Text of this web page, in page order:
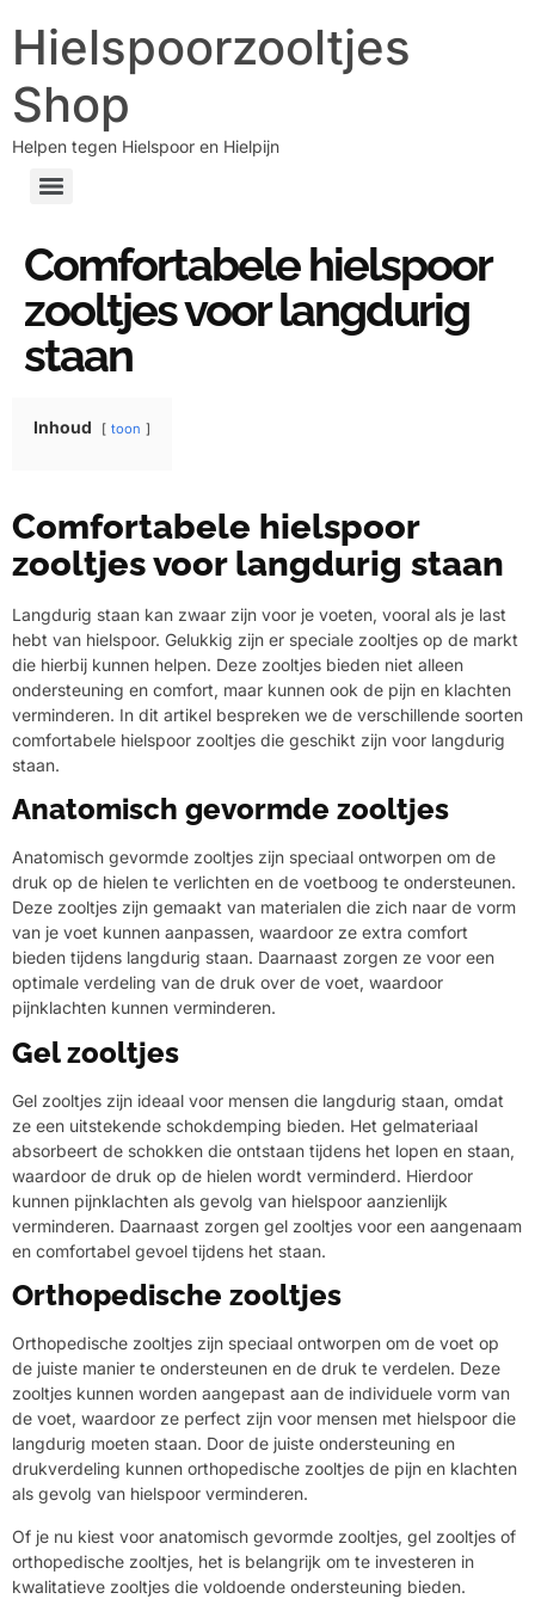
Hielspoorzooltjes
Shop
Helpen tegen Hielspoor en Hielpijn
Comfortabele hielspoor
zooltjes voor langdurig
staan
Inhoud toon
Comfortabele hielspoor
zooltjes voor langdurig staan
Langdurig staan kan zwaar zijn voor je voeten, vooral als je last
hebt van hielspoor. Gelukkig zijn er speciale zooltjes op de markt
die hierbij kunnen helpen. Deze zooltjes bieden niet alleen
ondersteuning en comfort, maar kunnen ook de pijn en klachten
verminderen. In dit artikel bespreken we de verschillende soorten
comfortabele hielspoor zooltjes die geschikt zijn voor langdurig
staan.
Anatomisch gevormde zooltjes
Anatomisch gevormde zooltjes zijn speciaal ontworpen om de
druk op de hielen te verlichten en de voetboog te ondersteunen.
Deze zooltjes zijn gemaakt van materialen die zich naar de vorm
van je voet kunnen aanpassen, waardoor ze extra comfort
bieden tijdens langdurig staan. Daarnaast zorgen ze voor een
optimale verdeling van de druk over de voet, waardoor
pijnklachten kunnen verminderen.
Gel zooltjes
Gel zooltjes zijn ideaal voor mensen die langdurig staan, omdat
ze een uitstekende schokdemping bieden. Het gelmateriaal
absorbeert de schokken die ontstaan tijdens het lopen en staan,
waardoor de druk op de hielen wordt verminderd. Hierdoor
kunnen pijnklachten als gevolg van hielspoor aanzienlijk
verminderen. Daarnaast zorgen gel zooltjes voor een aangenaam
en comfortabel gevoel tijdens het staan.
Orthopedische zooltjes
Orthopedische zooltjes zijn speciaal ontworpen om de voet op
de juiste manier te ondersteunen en de druk te verdelen. Deze
zooltjes kunnen worden aangepast aan de individuele vorm van
de voet, waardoor ze perfect zijn voor mensen met hielspoor die
langdurig moeten staan. Door de juiste ondersteuning en
drukverdeling kunnen orthopedische zooltjes de pijn en klachten
als gevolg van hielspoor verminderen.
Of je nu kiest voor anatomisch gevormde zooltjes, gel zooltjes of
orthopedische zooltjes, het is belangrijk om te investeren in
kwalitatieve zooltjes die voldoende ondersteuning bieden.